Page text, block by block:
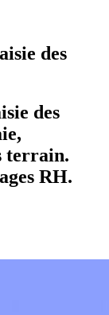
des
des
terrain.
RH.